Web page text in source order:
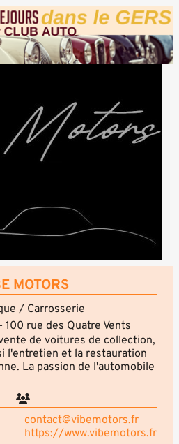
MOTORS
/ Carrosserie
100 rue des Quatre Vents
de voitures de collection,
l'entretien et la restauration
La passion de l'automobile
contact@vibemotors.fr
https://www.vibemotors.fr